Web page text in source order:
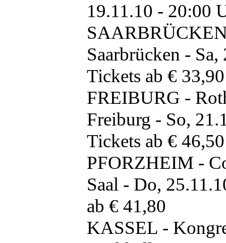
19.11.10 - 20:00
Saarbrücken -
Tickets ab € 33,90
FREIBURG -
Freiburg - So,
Tickets ab € 46,50
PFORZHEIM -
Saal - Do,
ab € 41,80
KASSEL -